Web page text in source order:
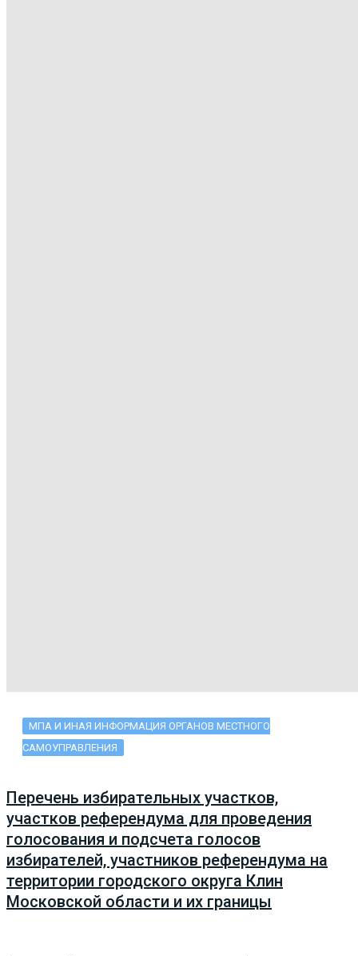
МПА И ИНАЯ ИНФОРМАЦИЯ ОРГАНОВ МЕСТНОГО
САМОУПРАВЛЕНИЯ
Перечень избирательных участков,
участков референдума для проведения
голосования и подсчета голосов
избирателей, участников референдума на
территории городского округа Клин
Московской области и их границы